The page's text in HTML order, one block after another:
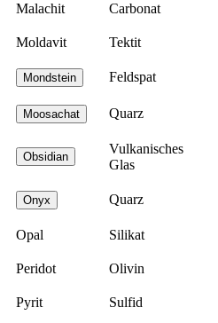
Malachit Carbonat
Moldavit Tektit
Mondstein Feldspat
Moosachat Quarz
Obsidian
Vulkanisches
Glas
Onyx Quarz
Opal Silikat
Peridot Olivin
Pyrit Sulfid